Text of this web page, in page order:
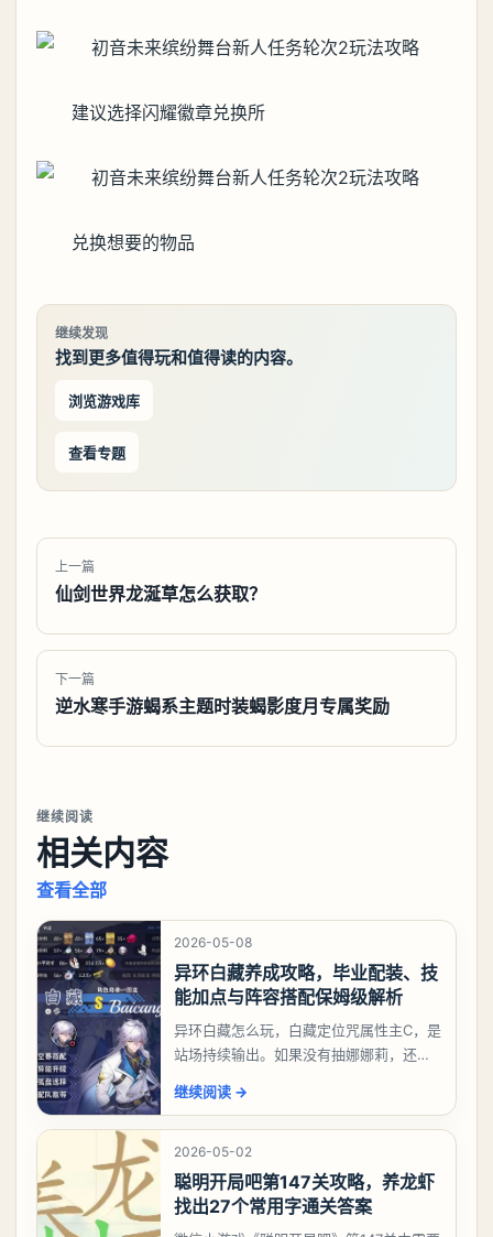
建议选择闪耀徽章兑换所
兑换想要的物品
继续发现
找到更多值得玩和值得读的内容。
浏览游戏库
查看专题
上一篇
仙剑世界龙涎草怎么获取？
下一篇
逆水寒手游蝎系主题时装蝎影度月专属奖励
继续阅读
相关内容
查看全部
2026-05-08
异环白藏养成攻略，毕业配装、技
能加点与阵容搭配保姆级解析
异环白藏怎么玩，白藏定位咒属性主C，是
站场持续输出。如果没有抽娜娜莉，还没
有娜娜莉缺另外一个二队C想打深渊也可以
考虑养个白藏
继续阅读 →
2026-05-02
聪明开局吧第147关攻略，养龙虾
找出27个常用字通关答案